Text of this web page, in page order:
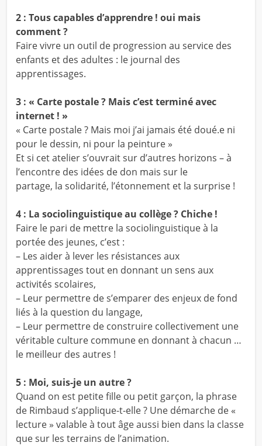
2 : Tous capables d’apprendre ! oui mais
comment ?
Faire vivre un outil de progression au service des
enfants et des adultes : le journal des
apprentissages.
3 : « Carte postale ? Mais c’est terminé avec
internet ! »
« Carte postale ? Mais moi j’ai jamais été doué.e ni
pour le dessin, ni pour la peinture »
Et si cet atelier s’ouvrait sur d’autres horizons – à
l’encontre des idées de don mais sur le
partage, la solidarité, l’étonnement et la surprise !
4 : La sociolinguistique au collège ? Chiche !
Faire le pari de mettre la sociolinguistique à la
portée des jeunes, c’est :
– Les aider à lever les résistances aux
apprentissages tout en donnant un sens aux
activités scolaires,
– Leur permettre de s’emparer des enjeux de fond
liés à la question du langage,
– Leur permettre de construire collectivement une
véritable culture commune en donnant à chacun …
le meilleur des autres !
5 : Moi, suis-je un autre ?
Quand on est petite fille ou petit garçon, la phrase
de Rimbaud s’applique-t-elle ? Une démarche de «
lecture » valable à tout âge aussi bien dans la classe
que sur les terrains de l’animation.